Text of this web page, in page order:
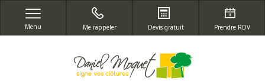
Menu Me rappeler Devis gratuit Prendre RDV